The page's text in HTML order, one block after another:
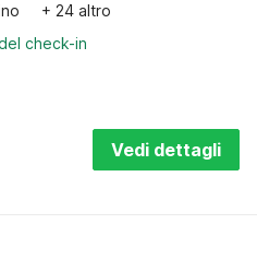
+ 24 altro
check-in
Vedi dettagli